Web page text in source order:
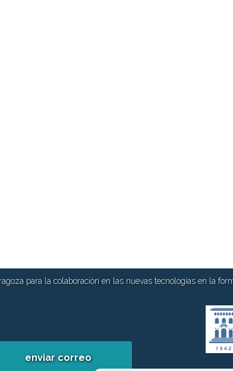
para la colaboración en las nuevas tecnologías en la
enviar correo